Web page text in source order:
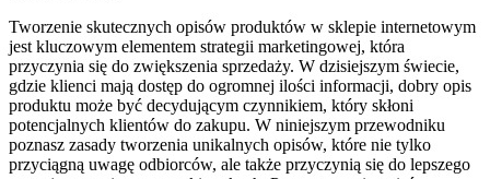
Tworzenie skutecznych opisów produktów w sklepie internetowym
jest kluczowym elementem strategii marketingowej, która
przyczynia się do zwiększenia sprzedaży. W dzisiejszym świecie,
gdzie klienci mają dostęp do ogromnej ilości informacji, dobry opis
produktu może być decydującym czynnikiem, który skłoni
potencjalnych klientów do zakupu. W niniejszym przewodniku
poznasz zasady tworzenia unikalnych opisów, które nie tylko
przyciągną uwagę odbiorców, ale także przyczynią się do lepszego